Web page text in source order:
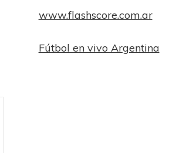
www.flashscore.com.ar
Fútbol en vivo Argentina